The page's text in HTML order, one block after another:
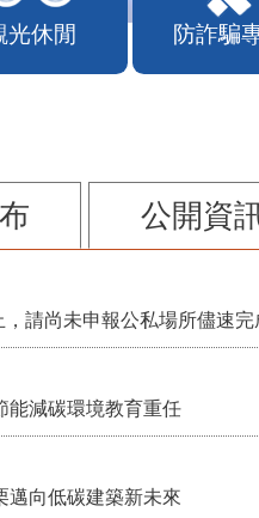
光休閒 防詐騙
公開資
減碳環境教育重任
向低碳建築新未來